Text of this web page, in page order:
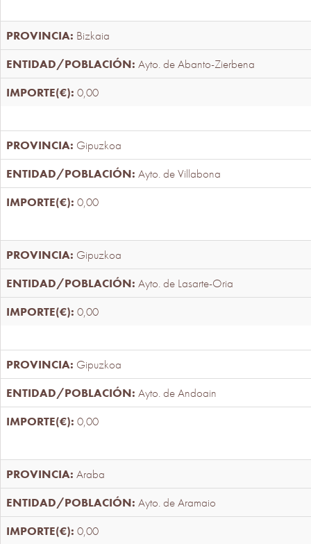
Bizkaia
Ayto. de Abanto-Zierbena
0,00
Gipuzkoa
Ayto. de Villabona
0,00
Gipuzkoa
Ayto. de Lasarte-Oria
0,00
Gipuzkoa
Ayto. de Andoain
0,00
Araba
Ayto. de Aramaio
0,00